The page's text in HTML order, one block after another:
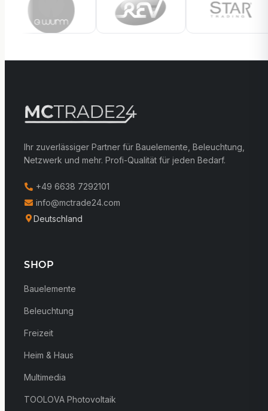
Ihr zuverlässiger Partner für Bauelemente, Beleuchtung,
Netzwerk und mehr. Profi-Qualität für jeden Bedarf.
+49 6638 7292101
info@mctrade24.com
Deutschland
SHOP
Bauelemente
Beleuchtung
Freizeit
Heim & Haus
Multimedia
TOOLOVA Photovoltaik